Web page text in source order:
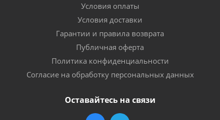
Условия оплаты
Условия доставки
Гарантии и правила возврата
Публичная оферта
Политика конфиденциальности
Согласие на обработку персональных данных
Оставайтесь на связи